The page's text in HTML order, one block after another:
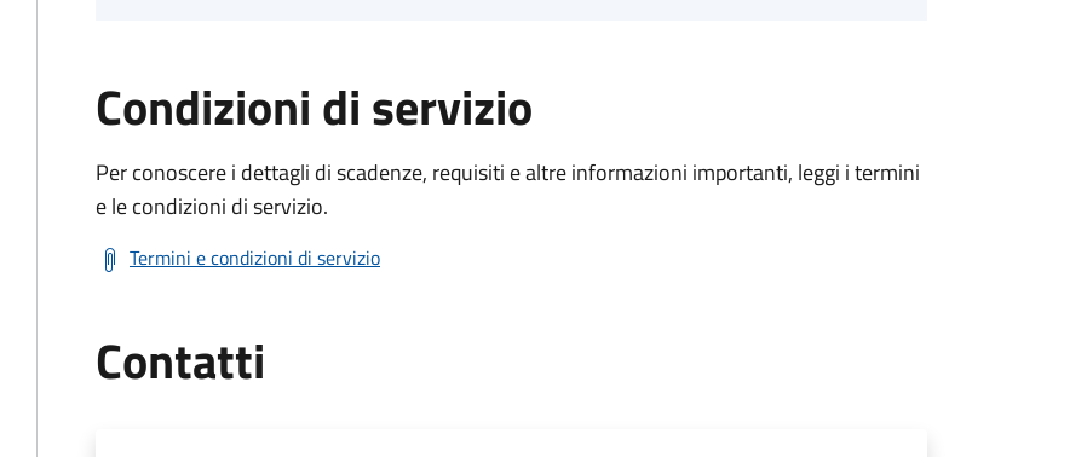
Condizioni di servizio
Per conoscere i dettagli di scadenze, requisiti e altre informazioni importanti, leggi i termini
e le condizioni di servizio.
Termini e condizioni di servizio
Contatti